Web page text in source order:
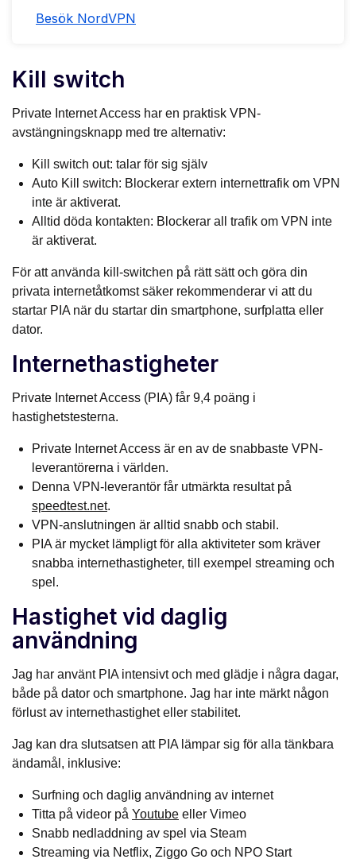
Besök NordVPN
Kill switch
Private Internet Access har en praktisk VPN-
avstängningsknapp med tre alternativ:
Kill switch out: talar för sig själv
Auto Kill switch: Blockerar extern internettrafik om VPN
inte är aktiverat.
Alltid döda kontakten: Blockerar all trafik om VPN inte
är aktiverat.
För att använda kill-switchen på rätt sätt och göra din
privata internetåtkomst säker rekommenderar vi att du
startar PIA när du startar din smartphone, surfplatta eller
dator.
Internethastigheter
Private Internet Access (PIA) får 9,4 poäng i
hastighetstesterna.
Private Internet Access är en av de snabbaste VPN-
leverantörerna i världen.
Denna VPN-leverantör får utmärkta resultat på
speedtest.net.
VPN-anslutningen är alltid snabb och stabil.
PIA är mycket lämpligt för alla aktiviteter som kräver
snabba internethastigheter, till exempel streaming och
spel.
Hastighet vid daglig
användning
Jag har använt PIA intensivt och med glädje i några dagar,
både på dator och smartphone. Jag har inte märkt någon
förlust av internethastighet eller stabilitet.
Jag kan dra slutsatsen att PIA lämpar sig för alla tänkbara
ändamål, inklusive:
Surfning och daglig användning av internet
Titta på videor på Youtube eller Vimeo
Snabb nedladdning av spel via Steam
Streaming via Netflix, Ziggo Go och NPO Start